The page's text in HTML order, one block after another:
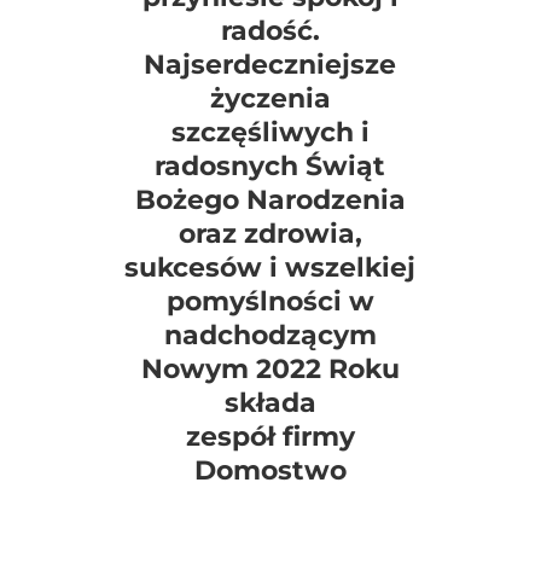
radość.
Najserdeczniejsze
życzenia
szczęśliwych i
radosnychŚwiąt
Bożego Narodzenia
oraz zdrowia,
sukcesów i wszelkiej
pomyślności w
nadchodzącym
Nowym 2022 Roku
składa
zespół firmy
Domostwo